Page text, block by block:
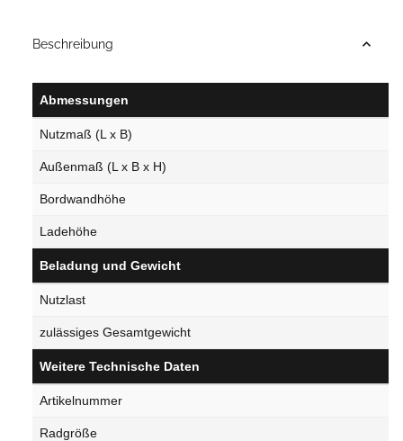
Beschreibung
Abmessungen
Nutzmaß (L x B)
Außenmaß (L x B x H)
Bordwandhöhe
Ladehöhe
Beladung und Gewicht
Nutzlast
zulässiges Gesamtgewicht
Weitere Technische Daten
Artikelnummer
Radgröße